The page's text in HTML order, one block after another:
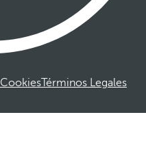
CookiesTérminos Legales